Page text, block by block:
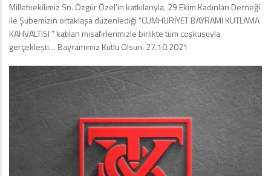
Milletvekilimiz Sn. Özgür Özel’in katkılarıyla, 29 Ekim Kadınları Derneği
ile Şubemizin ortaklaşa düzenlediği “CUMHURİYET BAYRAMI KUTLAMA
KAHVALTISI ” katılan misafirlerimizle birlikte tüm coşkusuyla
gerçekleşti… Bayramımız Kutlu Olsun. 27.10.2021